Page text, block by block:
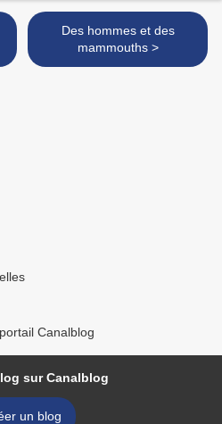
Des hommes et des
mammouths >
Canalblog
sur Canalblog
un blog